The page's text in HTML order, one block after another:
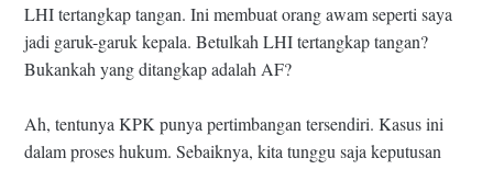
LHI tertangkap tangan. Ini membuat orang awam seperti saya
jadi garuk-garuk kepala. Betulkah LHI tertangkap tangan?
Bukankah yang ditangkap adalah AF?
Ah, tentunya KPK punya pertimbangan tersendiri. Kasus ini
dalam proses hukum. Sebaiknya, kita tunggu saja keputusan